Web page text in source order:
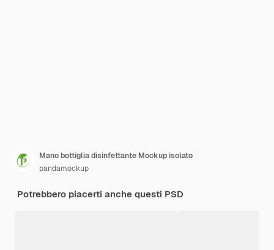
Mano bottiglia disinfettante Mockup isolato
pandamockup
Potrebbero piacerti anche questi PSD